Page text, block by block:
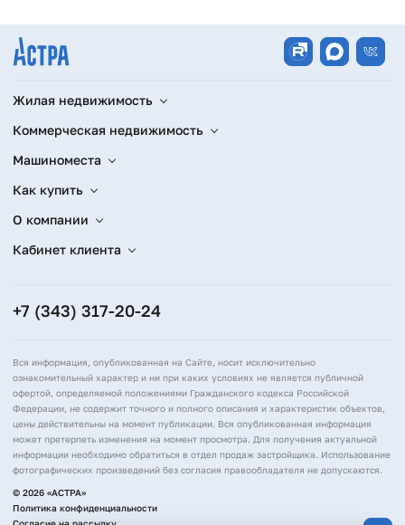
Жилая недвижимость
Коммерческая недвижимость
Машиноместа
Как купить
О компании
Кабинет клиента
+7 (343) 317-20-24
Вся информация, опубликованная на Сайте, носит исключительно
ознакомительный характер и ни при каких условиях не является публичной
офертой, определяемой положениями Гражданского кодекса Российской
Федерации, не содержит точного и полного описания и характеристик объектов,
цены действительны на момент публикации. Вся опубликованная информация
может претерпеть изменения на момент просмотра. Для получения актуальной
информации необходимо обратиться в отдел продаж застройщика. Использование
фотографических произведений без согласия правообладателя не допускаются.
© 2026 «АСТРА»
Политика конфиденциальности